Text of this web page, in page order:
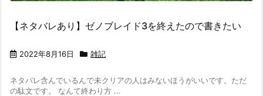
【ネタバレあり】ゼノブレイド3を終えたので書きたい
2022年8月16日 雑記
ネタバレ含んでいるんで未クリアの人はみないほうがいいです。ただ
の駄文です。 なんて終わり方 ...